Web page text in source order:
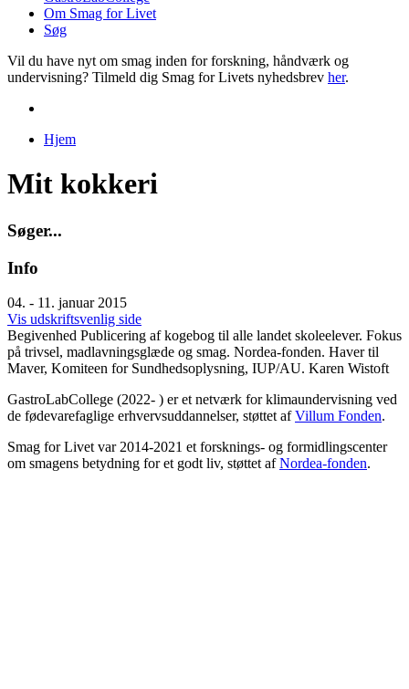
Om Smag for Livet
Søg
Vil du have nyt om smag inden for forskning, håndværk og
undervisning? Tilmeld dig Smag for Livets nyhedsbrev her.
Hjem
Mit kokkeri
Søger...
Info
04. - 11. januar 2015
Vis udskriftsvenlig side
Begivenhed Publicering af kogebog til alle landet skoleelever. Fokus
på trivsel, madlavningsglæde og smag. Nordea-fonden. Haver til
Maver, Komiteen for Sundhedsoplysning, IUP/AU. Karen Wistoft
GastroLabCollege (2022- ) er et netværk for klimaundervisning ved
de fødevarefaglige erhvervsuddannelser, støttet afVillum Fonden.
Smag for Livet var 2014-2021 et forsknings- og formidlingscenter
om smagens betydning for et godt liv, støttet afNordea-fonden.